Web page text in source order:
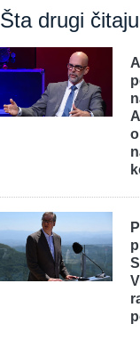
Šta drugi čitaju